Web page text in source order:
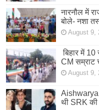
नारनौल में
बोले- नशा
August 9,
बिहार में
CM सम्राट
August 9,
थी SRK की